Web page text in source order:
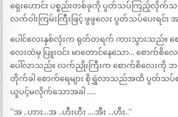
ရှေးဟောင်း ပစ္စည်းတစ်ခုကို ပွတ်သပ်ကြည့်လိုက်
လက်ဝါးကြမ်းကြီးဖြင့် ဖွဖွလေး ပွတ်သပ်ပေးရင်
ပေါင်လေးနှစ်လုံးက ရုတ်တရက် ကားသွားသည်။ စ
လေးထဲမှ ပြူးဝင်း မာတောင်နေသော… စောက်
ပေါ်လာသည်။ လက်ညှိုးကြီးက စောက်စိလေးကို
တိုက်ခါ စောက်ရေများ စိုရွှဲလာသည်အထိ ပွတ်သပ်၏
ယူပင့်မလိုက်သောအခါ …..
”အ ..ဟား…အ ..ဟီးဟီး ….အီး …ဟီး..”